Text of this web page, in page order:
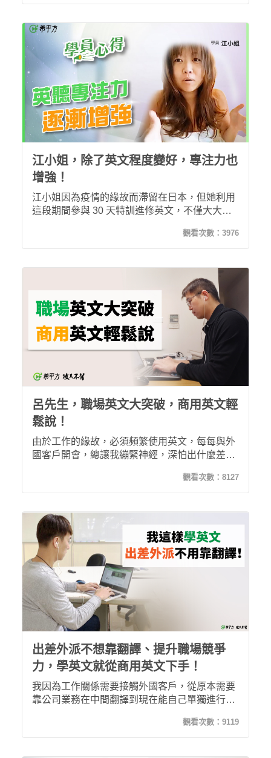
希平方的學習法，跟過去所有學習方式真的完全
字記起來了！ 從一句簡單的打招呼句子，到可以
聽懂一大串的英文，真的很推薦攻其不背！真的
要狠下心逼自己學習，才能讓達到不一樣的境
界。
江小姐，除了英文程度變好，專注力也
增強！
江小姐因為疫情的緣故而滯留在日本，但她利用
這段期間參與 30 天特訓進修英文，不僅大大提
觀看次數： 3976
呂先生，職場英文大突破，商用英文輕
鬆說！
由於工作的緣故，必須頻繁使用英文，每每與外
國客戶開會，總讓我繃緊神經，深怕出什麼差
及工作、家庭，還能學習英文，重拾對英文的信
心。
觀看次數： 8127
出差外派不想靠翻譯、提升職場競爭
力，學英文就從商用英文下手！
我因為工作關係需要接觸外國客戶，從原本需要
靠公司業務在中間翻譯到現在能自己單獨進行簡
文，讓我在職場上更能發揮自己的專業！
觀看次數： 9119